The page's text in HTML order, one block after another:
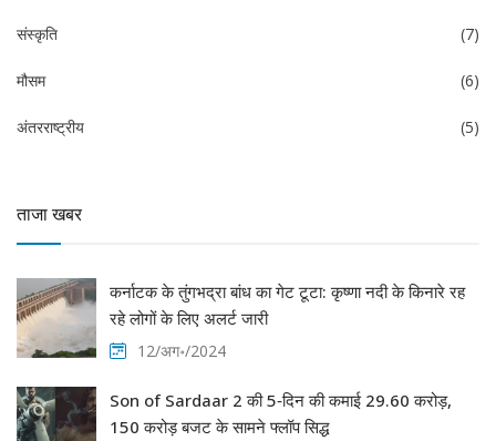
संस्कृति (7)
मौसम (6)
अंतरराष्ट्रीय (5)
ताजा खबर
कर्नाटक के तुंगभद्रा बांध का गेट टूटा: कृष्णा नदी के किनारे रह
रहे लोगों के लिए अलर्ट जारी
12/अग॰/2024
Son of Sardaar 2 की 5‑दिन की कमाई 29.60 करोड़,
150 करोड़ बजट के सामने फ्लॉप सिद्ध